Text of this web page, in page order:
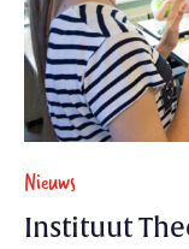
Nieuws
Instituut